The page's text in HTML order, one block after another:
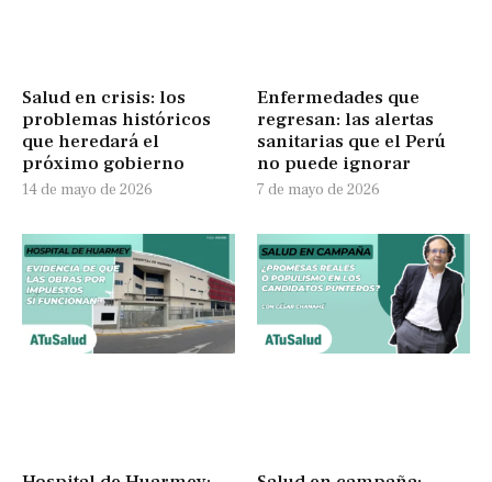
Salud en crisis: los
problemas históricos
que heredará el
próximo gobierno
14 de mayo de 2026
Enfermedades que
regresan: las alertas
sanitarias que el Perú
no puede ignorar
7 de mayo de 2026